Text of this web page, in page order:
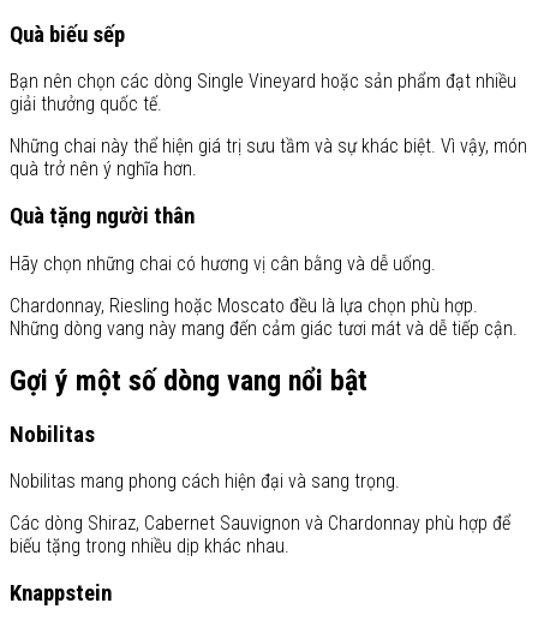
Quà biếu sếp
Bạn nên chọn các dòng Single Vineyard hoặc sản phẩm đạt nhiều
giải thưởng quốc tế.
Những chai này thể hiện giá trị sưu tầm và sự khác biệt. Vì vậy, món
quà trở nên ý nghĩa hơn.
Quà tặng người thân
Hãy chọn những chai có hương vị cân bằng và dễ uống.
Chardonnay, Riesling hoặc Moscato đều là lựa chọn phù hợp.
Những dòng vang này mang đến cảm giác tươi mát và dễ tiếp cận.
Gợi ý một số dòng vang nổi bật
Nobilitas
Nobilitas mang phong cách hiện đại và sang trọng.
Các dòng Shiraz, Cabernet Sauvignon và Chardonnay phù hợp để
biếu tặng trong nhiều dịp khác nhau.
Knappstein